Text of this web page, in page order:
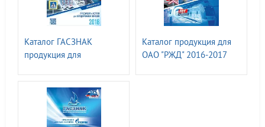
Каталог ГАСЗНАК
продукция для
Каталог продукция для
ОАО "РЖД" 2016-2017